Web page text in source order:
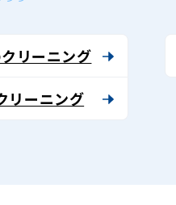
リーニング
リーニング